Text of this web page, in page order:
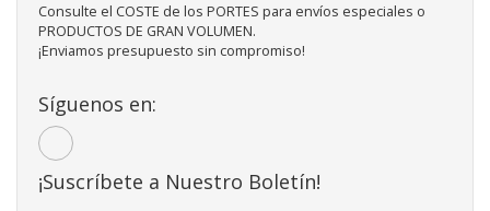
Consulte el COSTE de los PORTES para envíos especiales o
PRODUCTOS DE GRAN VOLUMEN.
¡Enviamos presupuesto sin compromiso!
Síguenos en:
¡Suscríbete a Nuestro Boletín!